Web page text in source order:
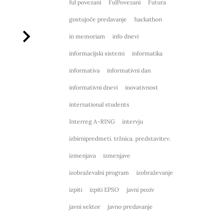
ful povezani FulPovezani Futura
gostujoče predavanje hackathon
in memoriam info dnevi
informacijski sistemi informatika
informativa informativni dan
informativni dnevi inovativnost
international students
Interreg A-RING intervju
izbirnipredmeti. tržnica. predstavitev.
izmenjava izmenjave
izobraževalni program izobraževanje
izpiti izpiti EPSO javni poziv
javni sektor javno predavanje